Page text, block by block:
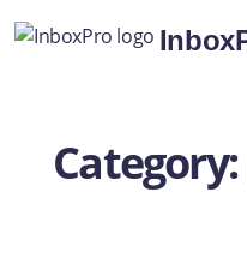
Category: